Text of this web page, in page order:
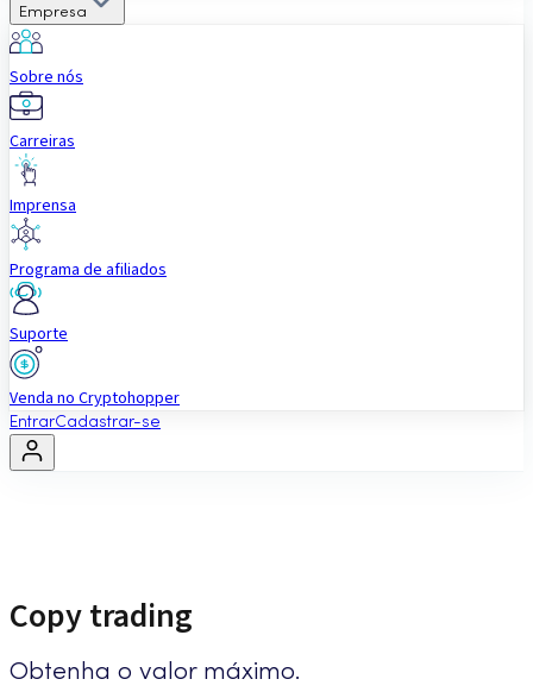
Empresa
Sobre nós
Carreiras
Imprensa
Programa de afiliados
Suporte
Venda no Cryptohopper
EntrarCadastrar-se
Copy trading
Obtenha o valor máximo.